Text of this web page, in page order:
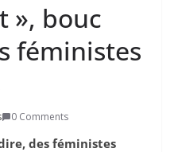
», bouc
féministes
0 Comments
des féministes